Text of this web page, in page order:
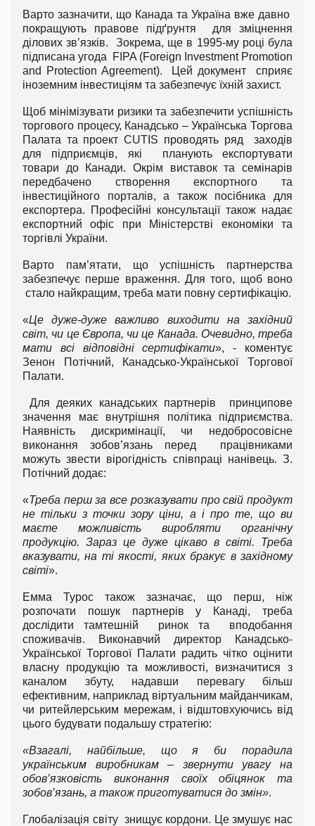
Варто зазначити, що Канада та Україна вже давно
покращують правове підґрунтя для зміцнення
ділових зв’язків. Зокрема, ще в 1995-му році була
підписана угода FIPA (Foreign Investment Promotion
and Protection Agreement). Цей документ сприяє
іноземним інвестиціям та забезпечує їхній захист.
Щоб мінімізувати ризики та забезпечити успішність
торгового процесу, Канадсько – Українська Торгова
Палата та проект CUTIS проводять ряд заходів
для підприємців, які планують експортувати
товари до Канади. Окрім виставок та семінарів
передбачено створення експортного та
інвестиційного порталів, а також посібника для
експортера. Професійні консультації також надає
експортний офіс при Міністерстві економіки та
торгівлі України.
Варто пам’ятати, що успішність партнерства
забезпечує перше враження. Для того, щоб воно
стало найкращим, треба мати повну сертифікацію.
«Це дуже-дуже важливо виходити на західний
світ, чи це Європа, чи це Канада. Очевидно, треба
мати всі відповідні сертифікати», - коментує
Зенон Потічний, Канадсько-Української Торгової
Палати.
Для деяких канадських партнерів принципове
значення має внутрішня політика підприємства.
Наявність дискримінації, чи недобросовісне
виконання зобов’язань перед працівниками
можуть звести вірогідність співпраці нанівець. З.
Потічний додає:
«Треба перш за все розказувати про свій продукт
не тільки з точки зору ціни, а і про те, що ви
маєте можливість виробляти органічну
продукцію. Зараз це дуже цікаво в світі. Треба
вказувати, на ті якості, яких бракує в західному
світі».
Емма Турос також зазначає, що перш, ніж
розпочати пошук партнерів у Канаді, треба
дослідити тамтешній ринок та вподобання
споживачів. Виконавчий директор Канадсько-
Української Торгової Палати радить чітко оцінити
власну продукцію та можливості, визначитися з
каналом збуту, надавши перевагу більш
ефективним, наприклад віртуальним майданчикам,
чи ритейлерським мережам, і відштовхуючись від
цього будувати подальшу стратегію:
«Взагалі, найбільше, що я би порадила
українським виробникам – звернути увагу на
обов’язковість виконання своїх обіцянок та
зобов’язань, а також приготуватися до змін».
Глобалізація світу знищує кордони. Це змушує нас